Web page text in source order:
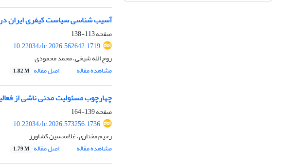
آسیب شناسی سیاست کیفری ایران در
صفحه113-138
10.22034/lc.2026.562642.1719
روح الله شیخی، محمد محمودی
مشاهده مقاله
اصل مقاله 1.82 M
چهارچوب مسئولیت مدنی ناشی از
صفحه139-164
10.22034/lc.2026.573256.1736
رحیم مختاری، غلامحسین کشاورز
مشاهده مقاله
اصل مقاله 1.79 M